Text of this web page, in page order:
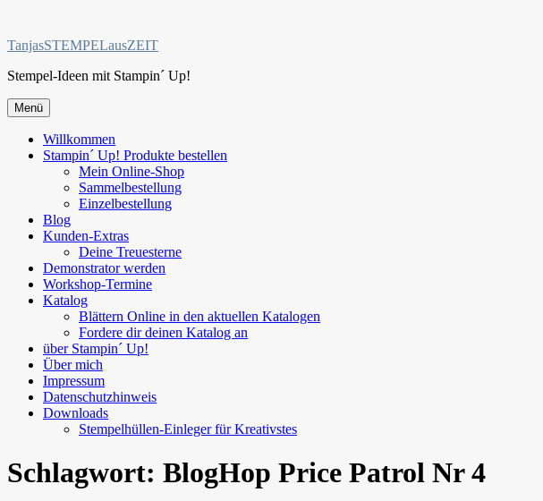
springen
TanjasSTEMPELausZEIT
Stempel-Ideen mit Stampin´ Up!
Menü
Willkommen
Stampin´ Up! Produkte bestellen
Mein Online-Shop
Sammelbestellung
Einzelbestellung
Blog
Kunden-Extras
Deine Treuesterne
Demonstrator werden
Workshop-Termine
Katalog
Blättern Online in den aktuellen Katalogen
Fordere dir deinen Katalog an
über Stampin´ Up!
Über mich
Impressum
Datenschutzhinweis
Downloads
Stempelhüllen-Einleger für Kreativstes
Schlagwort: BlogHop Price Patrol Nr 4